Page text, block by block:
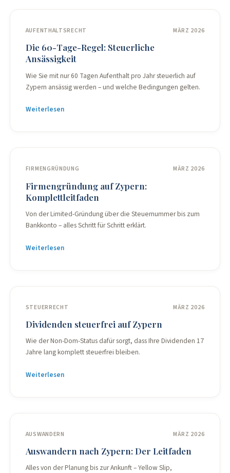
AUFENTHALTSRECHT MÄRZ 2026
Die 60-Tage-Regel: Steuerliche
Ansässigkeit
Wie Sie mit nur 60 Tagen Aufenthalt pro Jahr steuerlich auf
Zypern ansässig werden – und welche Bedingungen gelten.
Weiterlesen
FIRMENGRÜNDUNG MÄRZ 2026
Firmengründung auf Zypern:
Komplettleitfaden
Von der Limited-Gründung über die Steuernummer bis zum
Bankkonto – alles Schritt für Schritt erklärt.
Weiterlesen
STEUERRECHT MÄRZ 2026
Dividenden steuerfrei auf Zypern
Wie der Non-Dom-Status dafür sorgt, dass Ihre Dividenden 17
Jahre lang komplett steuerfrei bleiben.
Weiterlesen
AUSWANDERN MÄRZ 2026
Auswandern nach Zypern: Der Leitfaden
Alles von der Planung bis zur Ankunft – Yellow Slip,